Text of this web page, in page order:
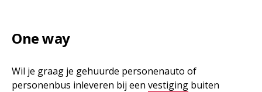
One way
Wil je graag je gehuurde personenauto of
personenbus inleveren bij een vestiging buiten